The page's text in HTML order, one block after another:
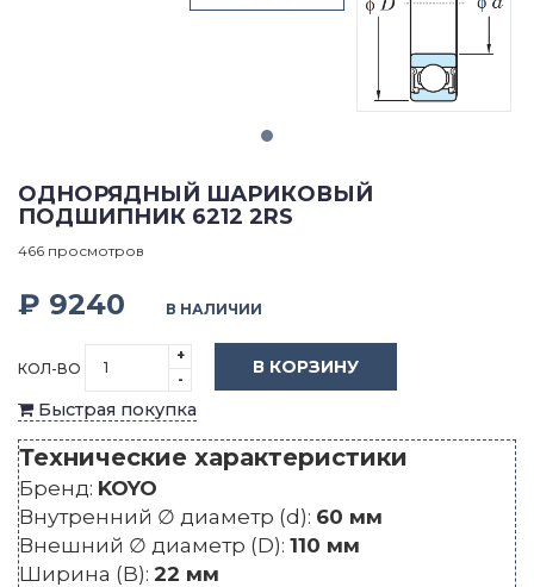
ОДНОРЯДНЫЙ ШАРИКОВЫЙ
ПОДШИПНИК 6212 2RS
466 просмотров
₽ 9240 В НАЛИЧИИ
КОЛ-ВО
+
-
В КОРЗИНУ
Быстрая покупка
Технические характеристики
Бренд: KOYO
Внутренний ∅ диаметр (d): 60 мм
Внешний ∅ диаметр (D): 110 мм
Ширина (B): 22 мм